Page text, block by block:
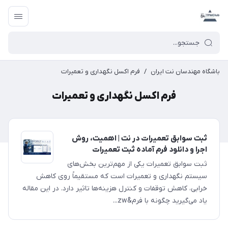
باشگاه مهندسان نت ایران / فرم اکسل نگهداری و تعمیرات
فرم اکسل نگهداری و تعمیرات
ثبت سوابق تعمیرات در نت | اهمیت، روش
اجرا و دانلود فرم آماده ثبت تعمیرات
ثبت سوابق تعمیرات یکی از مهم‌ترین بخش‌های
سیستم نگهداری و تعمیرات است که مستقیماً روی کاهش
خرابی، کاهش توقفات و کنترل هزینه‌ها تاثیر دارد. در این مقاله
یاد می‌گیرید چگونه با فرم&zw...